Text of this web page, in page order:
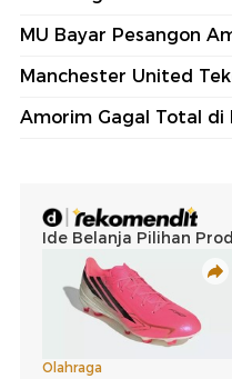
MU Bayar Pesangon
Manchester United
Amorim Gagal Total di